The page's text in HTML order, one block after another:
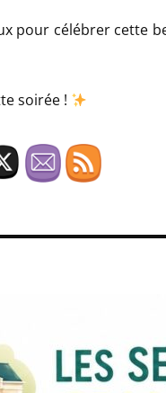
pour célébrer cette
soirée !